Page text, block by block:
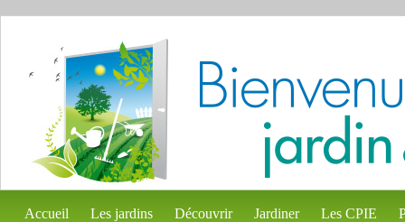
Accueil Les jardins Découvrir Jardiner Les CPIE